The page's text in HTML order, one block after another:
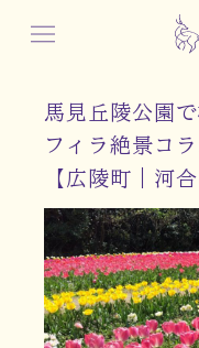
馬見丘陵公園
フィラ絶景コ
【広陵町｜河合